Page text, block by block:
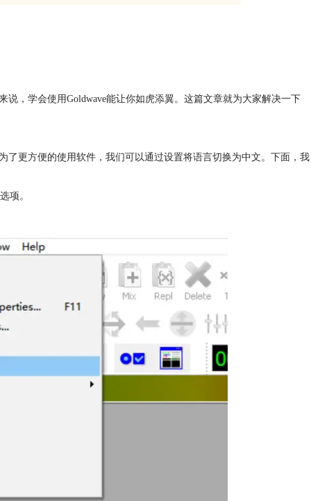
，学会使用Goldwave能让你如虎添翼。这篇文章就为大家解决一下
了更方便的使用软件，我们可以通过设置将语言切换为中文。下面，我
项。